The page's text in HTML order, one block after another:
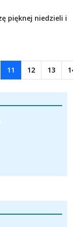
pięknej niedzieli i
11 12 13